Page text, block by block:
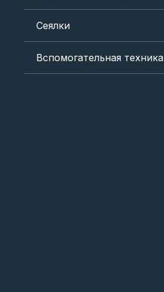
Сеялки
Вспомогательная техника